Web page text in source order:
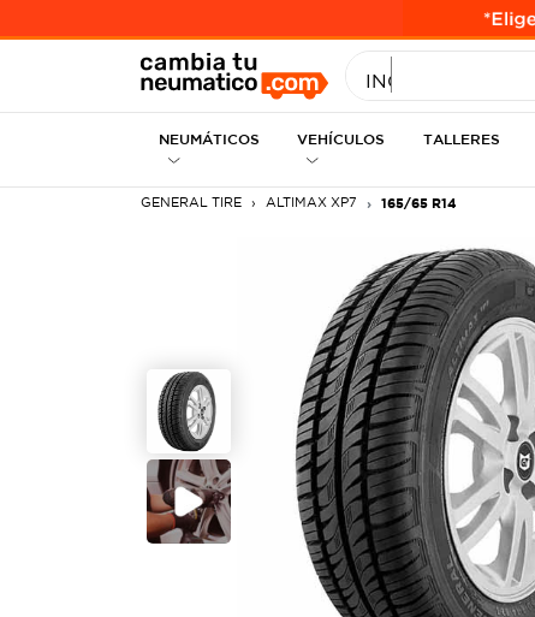
INGRESE MEDIDA
NEUMÁTICOS VEHÍCULOS TALLERES
GENERAL TIRE ALTIMAX XP7 165/65 R14